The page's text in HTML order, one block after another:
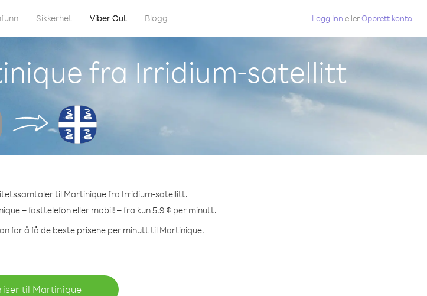
Sikkerhet Viber Out Blogg Logg Inn ellerOpprett konto
fra Irridium-satellitt
til Martinique fra Irridium-satellitt.
– fasttelefon eller mobil! – fra kun 5.9 ¢ per minutt.
for å få de beste prisene per minutt til Martinique.
til Martinique